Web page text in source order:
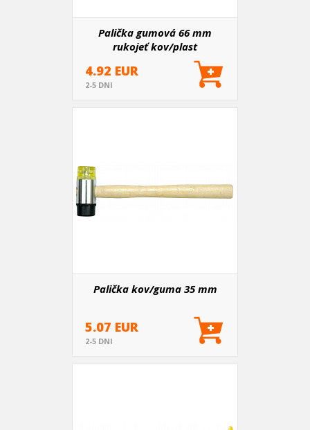
Palička gumová 66 mm
rukojeť kov/plast
4.92 EUR
2-5 DNI
Palička kov/guma 35 mm
5.07 EUR
2-5 DNI